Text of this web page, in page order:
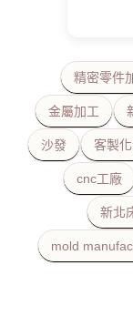
精密零件
金屬加工
沙發 客製
cnc工廠
新北
mold